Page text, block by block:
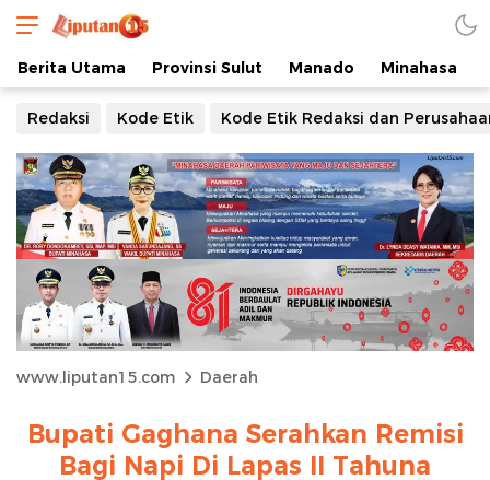
Berita Utama Provinsi Sulut Manado Minahasa
Redaksi Kode Etik Kode Etik Redaksi dan
www.liputan15.com Daerah
Bupati Gaghana Serahkan Remisi
Bagi Napi Di Lapas II Tahuna